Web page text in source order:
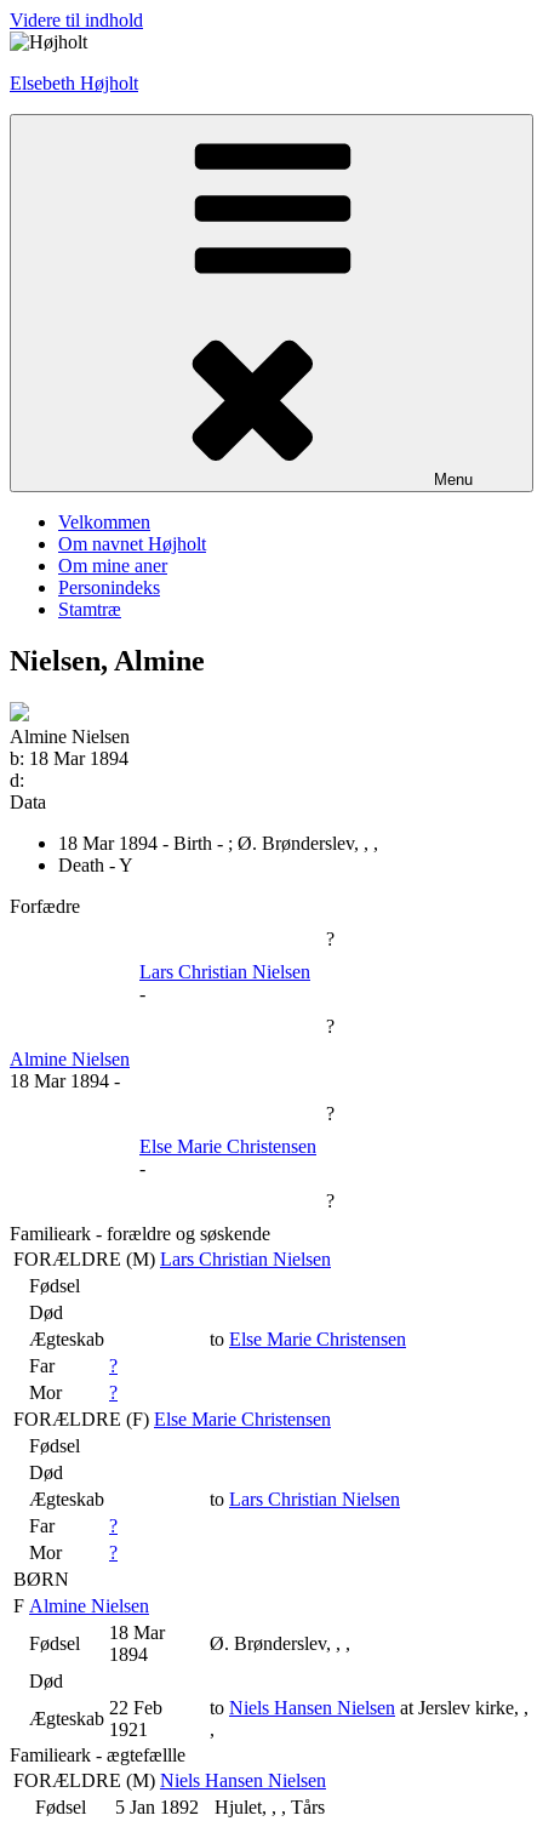
Videre til indhold
Elsebeth Højholt
Menu
Velkommen
Om navnet Højholt
Om mine aner
Personindeks
Stamtræ
Nielsen, Almine
Almine Nielsen
b: 18 Mar 1894
d:
Data
18 Mar 1894 - Birth - ; Ø. Brønderslev, , ,
Death - Y
Forfædre
?
Lars Christian Nielsen
-
?
Almine Nielsen
18 Mar 1894 -
?
Else Marie Christensen
-
?
Familieark - forældre og søskende
FORÆLDRE (M) Lars Christian Nielsen
Fødsel
Død
Ægteskab
to Else Marie Christensen
Far
?
Mor
?
FORÆLDRE (F) Else Marie Christensen
Fødsel
Død
Ægteskab
to Lars Christian Nielsen
Far
?
Mor
?
BØRN
F Almine Nielsen
Fødsel
18 Mar
1894
Ø. Brønderslev, , ,
Død
Ægteskab
22 Feb
1921
to Niels Hansen Nielsen at Jerslev kirke, ,
,
Familieark - ægtefællle
FORÆLDRE (M) Niels Hansen Nielsen
Fødsel
5 Jan 1892
Hjulet, , , Tårs